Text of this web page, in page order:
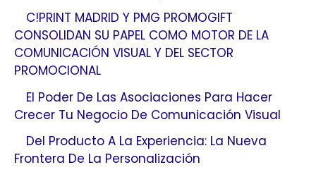
C!PRINT MADRID Y PMG PROMOGIFT
CONSOLIDAN SU PAPEL COMO MOTOR DE LA
COMUNICACIÓN VISUAL Y DEL SECTOR
PROMOCIONAL
El Poder De Las Asociaciones Para Hacer
Crecer Tu Negocio De Comunicación Visual
Del Producto A La Experiencia: La Nueva
Frontera De La Personalización